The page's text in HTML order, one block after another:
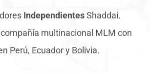
IndependientesShaddai.
multinacional MLM con
Perú, Ecuador y Bolivia.